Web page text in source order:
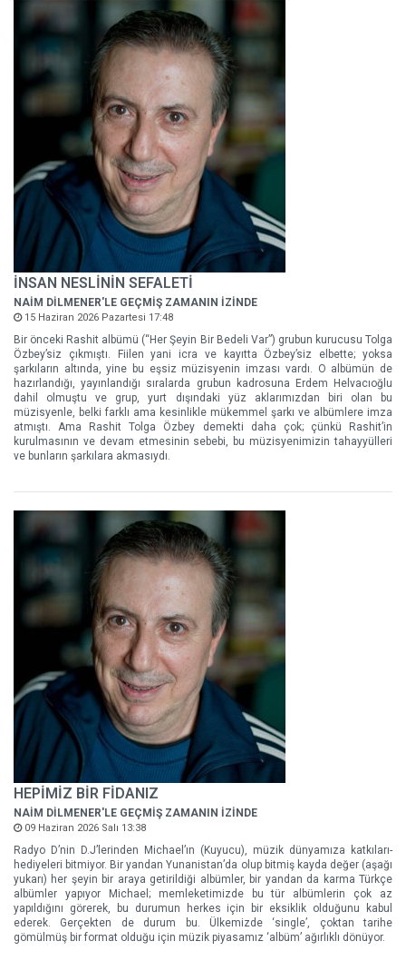
İNSAN NESLİNİN SEFALETİ
NAİM DİLMENER'LE GEÇMİŞ ZAMANIN İZİNDE
15 Haziran 2026 Pazartesi 17:48
Bir önceki Rashit albümü (“Her Şeyin Bir Bedeli Var”) grubun kurucusu Tolga
Özbey’siz çıkmıştı. Fiilen yani icra ve kayıtta Özbey’siz elbette; yoksa
şarkıların altında, yine bu eşsiz müzisyenin imzası vardı. O albümün de
hazırlandığı, yayınlandığı sıralarda grubun kadrosuna Erdem Helvacıoğlu
dahil olmuştu ve grup, yurt dışındaki yüz aklarımızdan biri olan bu
müzisyenle, belki farklı ama kesinlikle mükemmel şarkı ve albümlere imza
atmıştı. Ama Rashit Tolga Özbey demekti daha çok; çünkü Rashit’in
kurulmasının ve devam etmesinin sebebi, bu müzisyenimizin tahayyülleri
ve bunların şarkılara akmasıydı.
HEPİMİZ BİR FİDANIZ
NAİM DİLMENER'LE GEÇMİŞ ZAMANIN İZİNDE
09 Haziran 2026 Salı 13:38
Radyo D’nin D.J’lerinden Michael’ın (Kuyucu), müzik dünyamıza katkıları-
hediyeleri bitmiyor. Bir yandan Yunanistan’da olup bitmiş kayda değer (aşağı
yukarı) her şeyin bir araya getirildiği albümler, bir yandan da karma Türkçe
albümler yapıyor Michael; memleketimizde bu tür albümlerin çok az
yapıldığını görerek, bu durumun herkes için bir eksiklik olduğunu kabul
ederek. Gerçekten de durum bu. Ülkemizde ‘single’, çoktan tarihe
gömülmüş bir format olduğu için müzik piyasamız ‘albüm’ ağırlıklı dönüyor.